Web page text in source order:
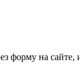
форму на